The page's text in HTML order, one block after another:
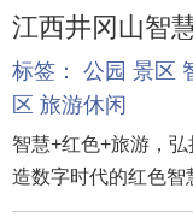
江西井冈山智
标签： 公园 景区
区 旅游休闲
智慧+红色+旅游，
造数字时代的红色智